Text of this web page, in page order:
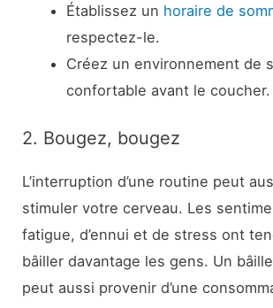
Établissez un horaire de
respectez-le.
Créez un environnement de
confortable avant le coucher.
2. Bougez, bougez
L’interruption d’une routine peut
stimuler votre cerveau. Les
fatigue, d’ennui et de stress ont
bâiller davantage les gens. Un
peut aussi provenir d’une